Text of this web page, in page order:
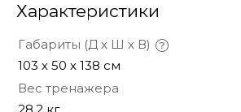
Характеристики
Габариты (Д х Ш х В)
103 х 50 х 138 см
Вес тренажера